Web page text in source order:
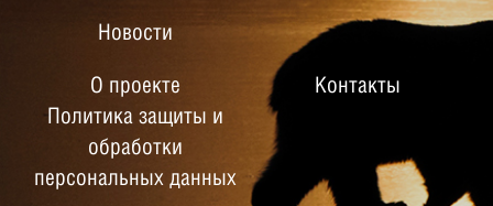
Новости
О проекте
Контакты
Политика защиты и
обработки
персональных данных